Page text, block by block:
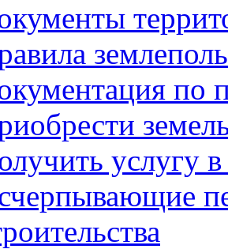
по
услугу в